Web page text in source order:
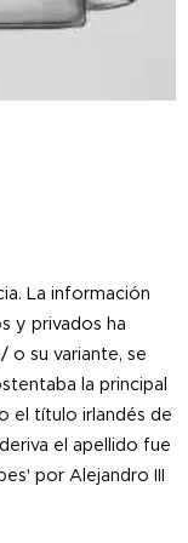
La información
y privados ha
o su variante, se
la principal
el título irlandés de
el apellido fue
por Alejandro III